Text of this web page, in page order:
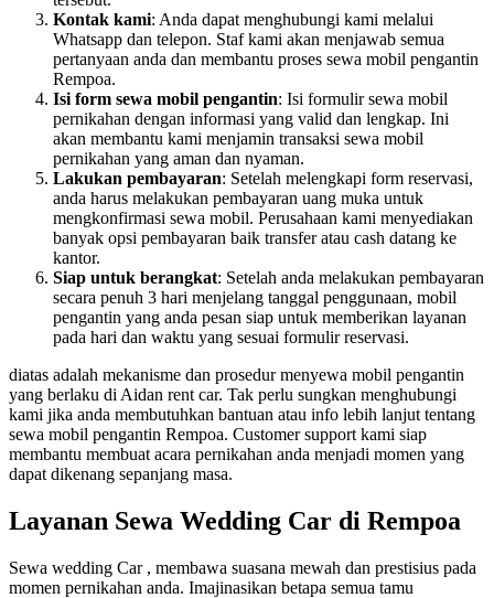
Kontak kami: Anda dapat menghubungi kami melalui
Whatsapp dan telepon. Staf kami akan menjawab semua
pertanyaan anda dan membantu proses sewa mobil pengantin
Rempoa.
Isi form sewa mobil pengantin: Isi formulir sewa mobil
pernikahan dengan informasi yang valid dan lengkap. Ini
akan membantu kami menjamin transaksi sewa mobil
pernikahan yang aman dan nyaman.
Lakukan pembayaran: Setelah melengkapi form reservasi,
anda harus melakukan pembayaran uang muka untuk
mengkonfirmasi sewa mobil. Perusahaan kami menyediakan
banyak opsi pembayaran baik transfer atau cash datang ke
kantor.
Siap untuk berangkat: Setelah anda melakukan pembayaran
secara penuh 3 hari menjelang tanggal penggunaan, mobil
pengantin yang anda pesan siap untuk memberikan layanan
pada hari dan waktu yang sesuai formulir reservasi.
diatas adalah mekanisme dan prosedur menyewa mobil pengantin
yang berlaku di Aidan rent car. Tak perlu sungkan menghubungi
kami jika anda membutuhkan bantuan atau info lebih lanjut tentang
sewa mobil pengantin Rempoa. Customer support kami siap
membantu membuat acara pernikahan anda menjadi momen yang
dapat dikenang sepanjang masa.
Layanan Sewa Wedding Car di Rempoa
Sewa wedding Car , membawa suasana mewah dan prestisius pada
momen pernikahan anda. Imajinasikan betapa semua tamu